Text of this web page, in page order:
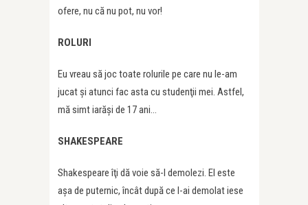
ofere, nu că nu pot, nu vor!
ROLURI
Eu vreau să joc toate rolurile pe care nu le-am
jucat şi atunci fac asta cu studenţii mei. Astfel,
mă simt iarăși de 17 ani…
SHAKESPEARE
Shakespeare îţi dă voie să-l demolezi. El este
aşa de puternic, încât după ce l-ai demolat iese